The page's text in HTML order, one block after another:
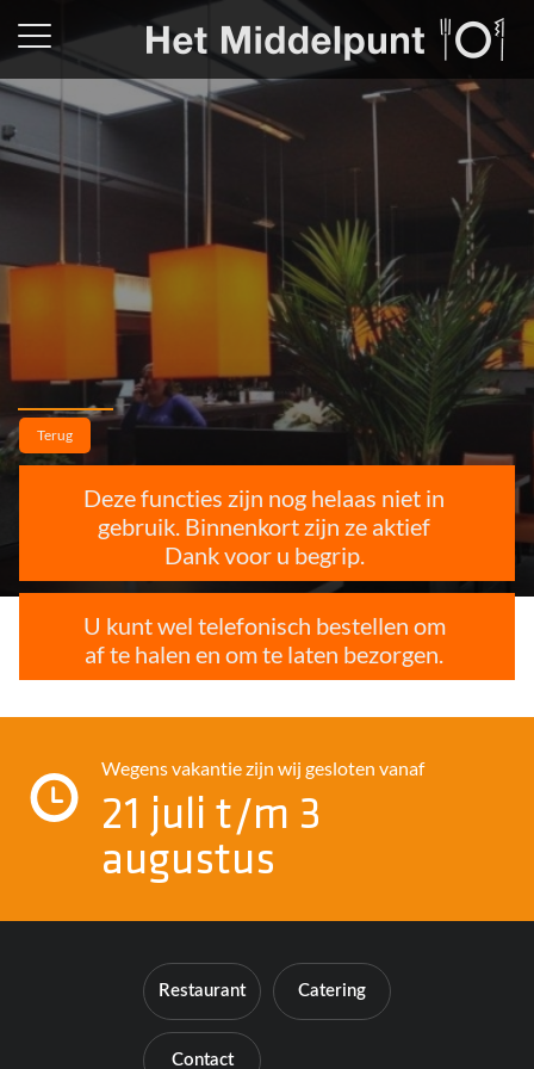
Restaurant
Catering
Contact
Terug
Deze functies zijn nog helaas niet in
gebruik. Binnenkort zijn ze aktief
Dank voor u begrip.
U kunt wel telefonisch bestellen om
af te halen en om te laten bezorgen.
Wegens vakantie zijn wij gesloten vanaf
21 juli t/m 3
augustus
Restaurant Catering
Contact